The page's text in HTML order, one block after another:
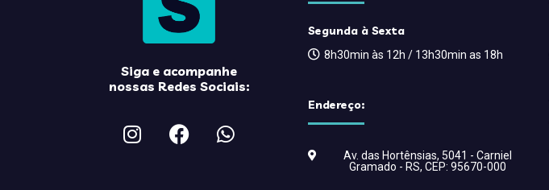
Siga e acompanhe
nossas Redes Sociais:
Segunda à Sexta
8h30min às 12h / 13h30min as 18h
Endereço:
Av. das Hortênsias, 5041 - Carniel
Gramado - RS, CEP: 95670-000